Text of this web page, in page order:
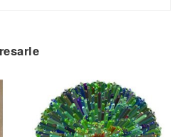
Gozar de la abundancia